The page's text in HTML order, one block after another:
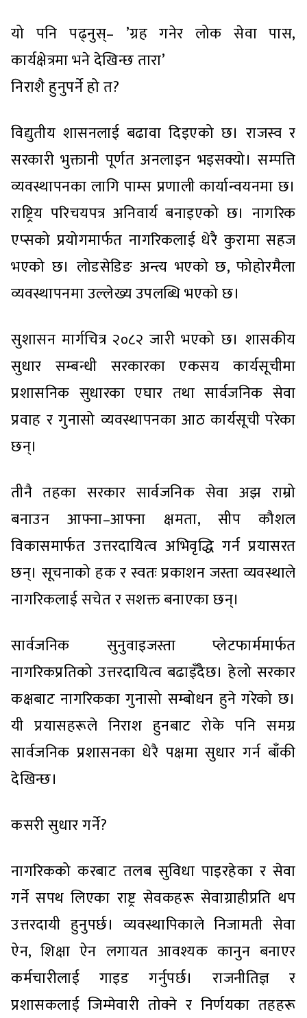
यो पनि पढ्नुस्– ’ग्रह गनेर लोक सेवा पास,
कार्यक्षेत्रमा भने देखिन्छ तारा’
निराशै हुनुपर्ने हो त?
विद्युतीय शासनलाई बढावा दिइएको छ। राजस्व र
सरकारी भुक्तानी पूर्णत अनलाइन भइसक्यो। सम्पत्ति
व्यवस्थापनका लागि पाम्स प्रणाली कार्यान्वयनमा छ।
राष्ट्रिय परिचयपत्र अनिवार्य बनाइएको छ। नागरिक
एप्सको प्रयोगमार्फत नागरिकलाई धेरै कुरामा सहज
भएको छ। लोडसेडिङ अन्त्य भएको छ, फोहोरमैला
व्यवस्थापनमा उल्लेख्य उपलब्धि भएको छ।
सुशासन मार्गचित्र २०८२ जारी भएको छ। शासकीय
सुधार सम्बन्धी सरकारका एकसय कार्यसूचीमा
प्रशासनिक सुधारका एघार तथा सार्वजनिक सेवा
प्रवाह र गुनासो व्यवस्थापनका आठ कार्यसूची परेका
छन्।
तीनै तहका सरकार सार्वजनिक सेवा अझ राम्रो
बनाउन आफ्ना–आफ्ना क्षमता, सीप कौशल
विकासमार्फत उत्तरदायित्व अभिवृद्धि गर्न प्रयासरत
छन्। सूचनाको हक र स्वतः प्रकाशन जस्ता व्यवस्थाले
नागरिकलाई सचेत र सशक्त बनाएका छन्।
सार्वजनिक सुनुवाइजस्ता प्लेटफार्ममार्फत
नागरिकप्रतिको उत्तरदायित्व बढाइँदैछ। हेलो सरकार
कक्षबाट नागरिकका गुनासो सम्बोधन हुने गरेको छ।
यी प्रयासहरूले निराश हुनबाट रोके पनि समग्र
सार्वजनिक प्रशासनका धेरै पक्षमा सुधार गर्न बाँकी
देखिन्छ।
कसरी सुधार गर्ने?
नागरिकको करबाट तलब सुविधा पाइरहेका र सेवा
गर्ने सपथ लिएका राष्ट्र सेवकहरू सेवाग्राहीप्रति थप
उत्तरदायी हुनुपर्छ। व्यवस्थापिकाले निजामती सेवा
ऐन, शिक्षा ऐन लगायत आवश्यक कानुन बनाएर
कर्मचारीलाई गाइड गर्नुपर्छ। राजनीतिज्ञ र
प्रशासकलाई जिम्मेवारी तोक्ने र निर्णयका तहहरू